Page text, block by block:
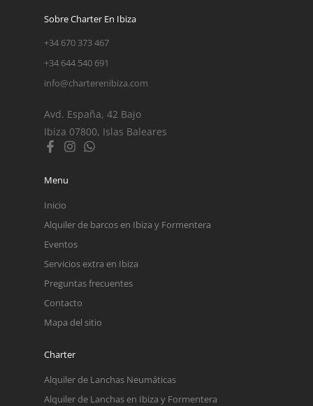
Sobre Charter En Ibiza
+34 670 373 467
+34 644 540 691
info@charterenibiza.com
Avd. España, 42 Bajo
Ibiza 07800, Islas Baleares
Menu
Inicio
Alquiler de barcos en Ibiza y Formentera
Eventos
Servicios extra en Ibiza
Preguntas frecuentes
Contacto
Mapa del sitio
Charter
Alquiler de Lanchas Neumáticas
Alquiler de Lanchas en Ibiza y Formentera